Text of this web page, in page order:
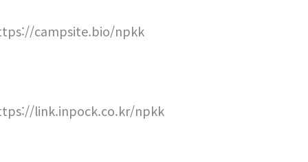
campsite.bio/npkk
link.inpock.co.kr/npkk